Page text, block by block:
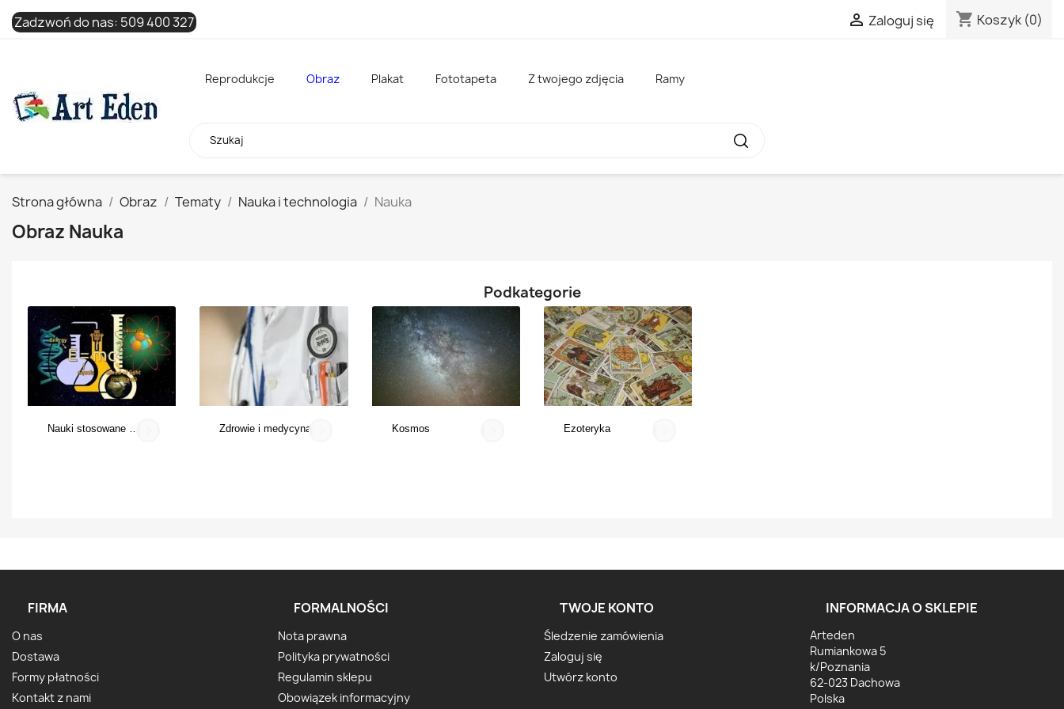
Zadzwoń do nas: 509 400 327  Zaloguj się shopping_cart Koszyk (0)
Reprodukcje Obraz Plakat Fototapeta Z twojego zdjęcia Ramy
Strona główna Obraz Tematy Nauka i technologia Nauka
Obraz Nauka
Podkategorie
Zdrowie i medycyna Kosmos Ezoteryka
FIRMA
O nas
Dostawa
Formy płatności
Kontakt z nami
FORMALNOŚCI
Nota prawna
Polityka prywatności
Regulamin sklepu
Obowiązek informacyjny
TWOJE KONTO
Śledzenie zamówienia
Zaloguj się
Utwórz konto
INFORMACJA O SKLEPIE
Arteden
Rumiankowa 5
k/Poznania
62-023 Dachowa
Polska